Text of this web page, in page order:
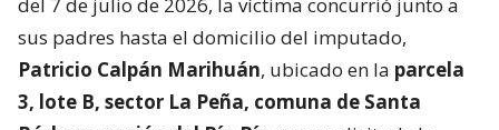
sus padres hasta el domicilio del imputado,
Patricio Calpán Marihuán, ubicado en la parcela
3, lote B, sector La Peña, comuna de Santa